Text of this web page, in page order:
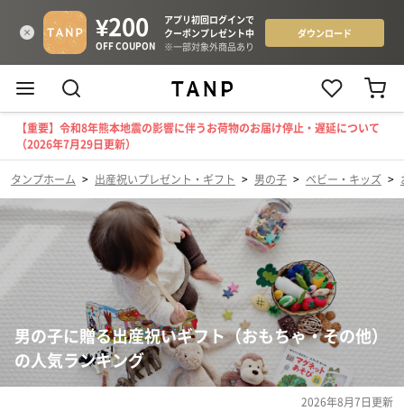
【重要】令和8年熊本地震の影響に伴うお荷物のお届け停止・遅延について
（2026年7月29日更新）
タンプホーム > 出産祝いプレゼント・ギフト > 男の子 > ベビー・キッズ >
男の子に贈る出産祝いギフト（おもちゃ・その他）
の人気ランキング
2026年8月7日更新